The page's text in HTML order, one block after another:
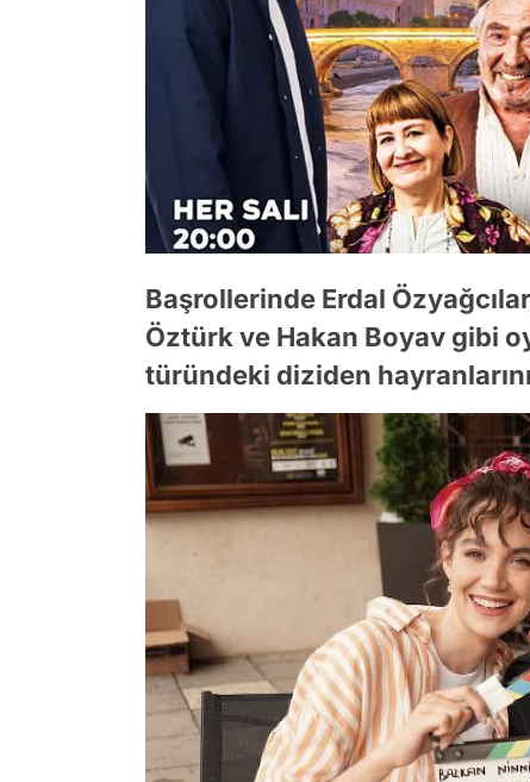
Başrollerinde Erdal
Öztürk ve Hakan Boyav gibi
türündeki diziden